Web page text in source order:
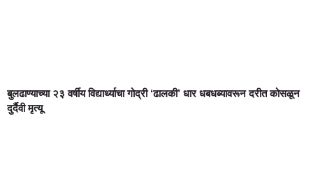
बुलढाण्याच्या २३ वर्षीय विद्यार्थ्याचा गोद्री ‘ढालकी’ धार धबधब्यावरून दरीत कोसळून
दुर्दैवी मृत्यू